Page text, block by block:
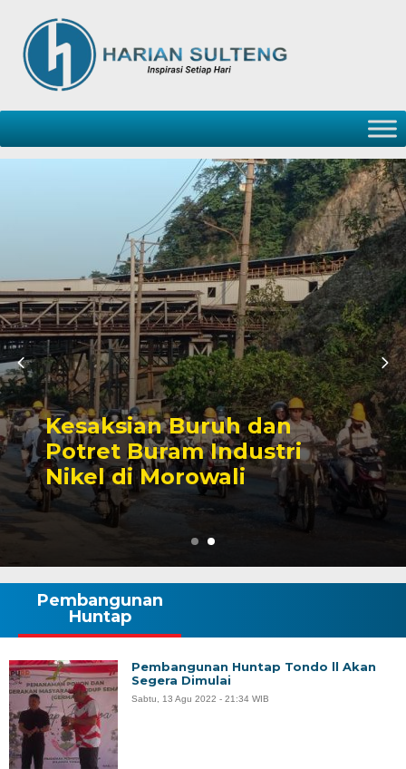
Sengketa
Tambang yang
Karier Politik
Pembangunan
Huntap
Pembangunan Huntap Tondo ll Akan
Segera Dimulai
Sabtu, 13 Agu 2022 - 21:34 WIB